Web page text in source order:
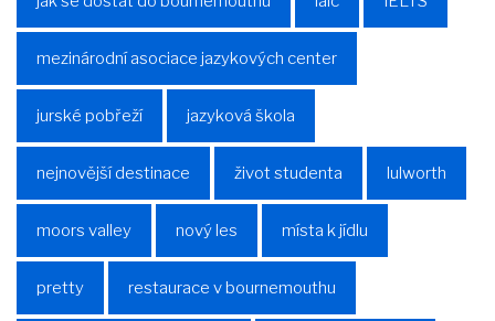
mezinárodní asociace jazykových center
jurské pobřeží jazyková škola
nejnovější destinace život studenta lulworth
moors valley nový les místa k jídlu
pretty restaurace v bournemouthu